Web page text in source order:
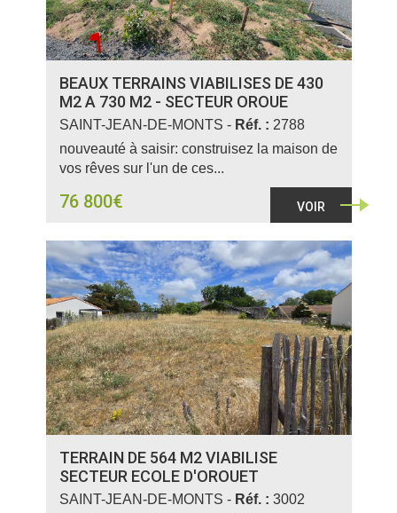
BEAUX TERRAINS VIABILISES DE 430
M2 A 730 M2 - SECTEUR OROUE
SAINT-JEAN-DE-MONTS - Réf. : 2788
nouveauté à saisir: construisez la maison de
vos rêves sur l'un de ces...
76 800€ VOIR
TERRAIN DE 564 M2 VIABILISE
SECTEUR ECOLE D'OROUET
SAINT-JEAN-DE-MONTS - Réf. : 3002